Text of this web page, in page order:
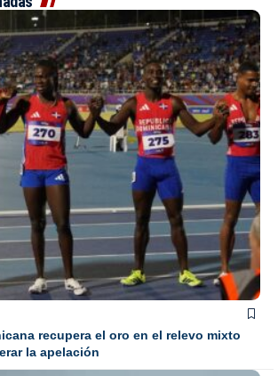
recupera el oro en el relevo mixto
la apelación